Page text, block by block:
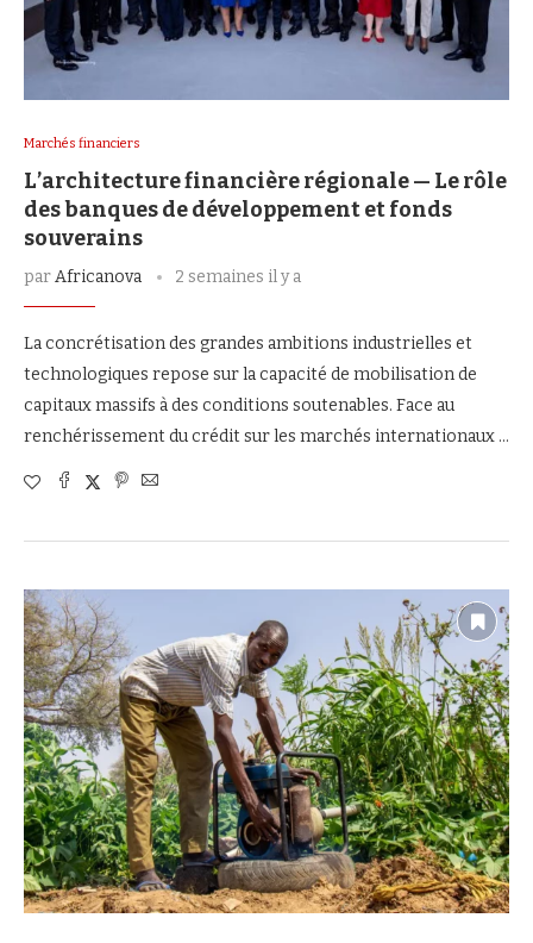
Marchés financiers
L’architecture financière régionale — Le rôle
des banques de développement et fonds
souverains
parAfricanova 2 semaines il y a
La concrétisation des grandes ambitions industrielles et
technologiques repose sur la capacité de mobilisation de
capitaux massifs à des conditions soutenables. Face au
renchérissement du crédit sur les marchés internationaux …